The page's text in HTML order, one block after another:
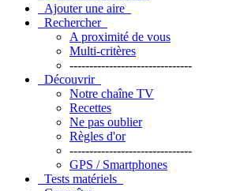
Ajouter une aire
Rechercher
A proximité de vous
Multi-critères
-------------------------------
Découvrir
Notre chaîne TV
Recettes
Ne pas oublier
Règles d'or
-------------------------------
GPS / Smartphones
Tests matériels